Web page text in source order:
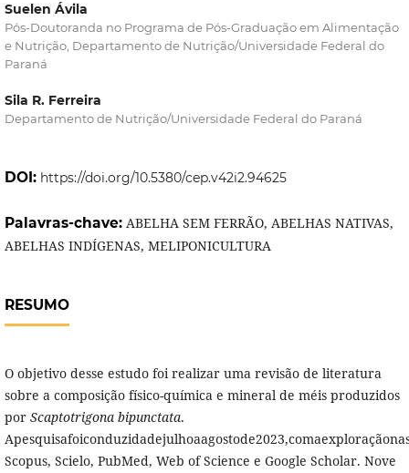
Suelen Ávila
Pós-Doutoranda no Programa de Pós-Graduação em Alimentação
e Nutrição, Departamento de Nutrição/Universidade Federal do
Paraná
Sila R. Ferreira
Departamento de Nutrição/Universidade Federal do Paraná
DOI: https://doi.org/10.5380/cep.v42i2.94625
Palavras-chave: ABELHA SEM FERRÃO, ABELHAS NATIVAS,
ABELHAS INDÍGENAS, MELIPONICULTURA
RESUMO
O objetivo desse estudo foi realizar uma revisão de literatura
sobre a composição físico-química e mineral de méis produzidos
por Scaptotrigona bipunctata.
Scopus, Scielo, PubMed, Web of Science e Google Scholar. Nove